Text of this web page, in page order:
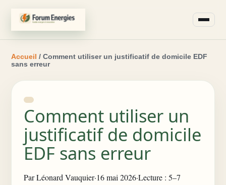
Accueil / Comment utiliser un justificatif de domicile EDF
sans erreur
Comment utiliser un
justificatif de domicile
EDF sans erreur
ParLéonard Vauquier·16 mai 2026·Lecture : 5–7